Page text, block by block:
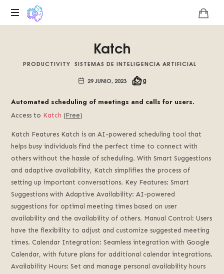
la
del
Roko,
fomentamos
artificial
del
futuro.
Katch
PRODUCTIVITY SISTEMAS DE INTELIGENCIA ARTIFICIAL
29 JUNIO, 2023
0
Automated scheduling of meetings and calls for users.
Access to Katch (Free)
Katch Features Katch is an AI-powered scheduling tool that
helps busy individuals find the perfect time to connect with
others without the hassle of scheduling. With Smart Suggestions
and adaptive availability, Katch simplifies the process of
setting up important conversations. Key Features: Smart
Suggestions with Adaptive Availability: AI-powered
suggestions for optimal meeting times based on user
availability and the availability of others. Manual Control: Users
have the flexibility to adjust and customize suggested meeting
times. Calendar Integration: Seamless integration with Google
Calendar, with future plans for additional calendar integrations.
Availability Hours: Set and manage personal availability hours